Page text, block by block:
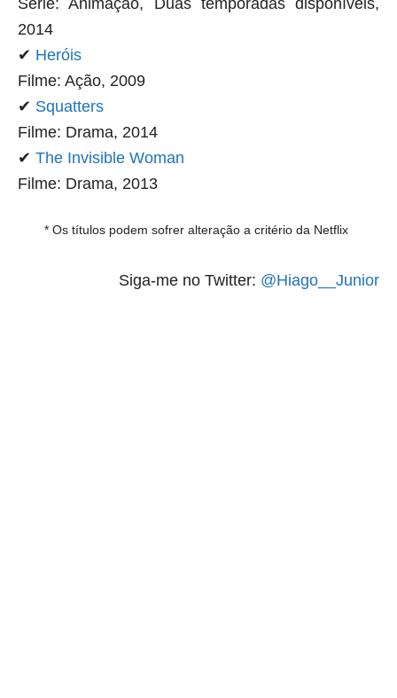
Série: Animação, Duas temporadas disponíveis,
2014
✔ Heróis
Filme: Ação, 2009
✔ Squatters
Filme: Drama, 2014
✔ The Invisible Woman
Filme: Drama, 2013
* Os títulos podem sofrer alteração a critério da Netflix
Siga-me no Twitter: @Hiago__Junior